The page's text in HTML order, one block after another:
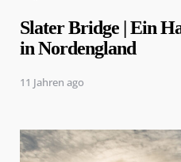
Slater Bridge | Ein
in Nordengland
11 Jahren ago